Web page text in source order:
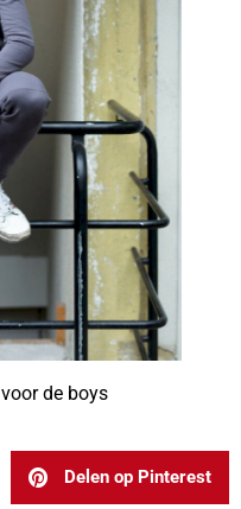
voor de boys
Delen op Pinterest